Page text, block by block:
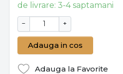
de livrare: 3-4 saptamani
− +
Adauga in cos
Adauga la Favorite